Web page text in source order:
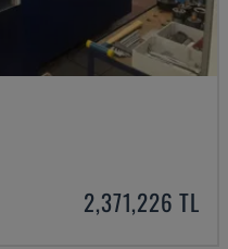
2,371,226 TL